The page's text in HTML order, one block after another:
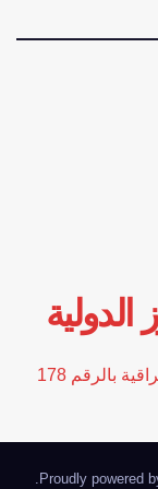
الدولية
بالرقم 178
Proudly powered
.